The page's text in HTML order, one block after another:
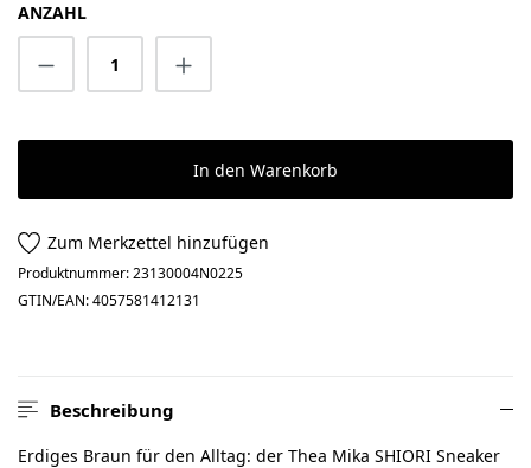
ANZAHL
Produkt Anzahl: Gib den gewünschten
In den Warenkorb
Zum Merkzettel hinzufügen
Produktnummer:23130004N0225
GTIN/EAN:4057581412131
Beschreibung
Erdiges Braun für den Alltag: der Thea Mika SHIORI Sneaker